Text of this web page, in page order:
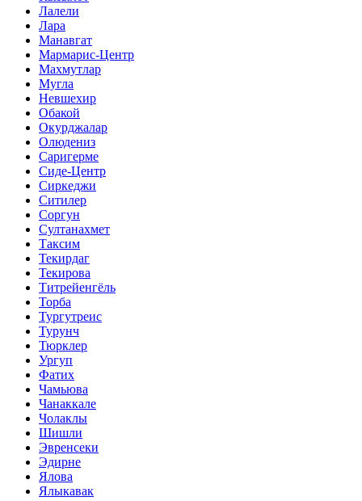
Лалели
Лара
Манавгат
Мармарис-Центр
Махмутлар
Мугла
Невшехир
Обакой
Окурджалар
Олюдениз
Саригерме
Сиде-Центр
Сиркеджи
Ситилер
Соргун
Султанахмет
Таксим
Текирдаг
Текирова
Титрейенгёль
Торба
Тургутреис
Турунч
Тюрклер
Ургуп
Фатих
Чамьюва
Чанаккале
Чолаклы
Шишли
Эвренсеки
Эдирне
Ялова
Ялыкавак